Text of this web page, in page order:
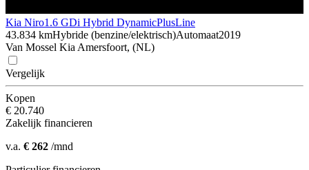
Kia Niro1.6 GDi Hybrid DynamicPlusLine
43.834 kmHybride (benzine/elektrisch)Automaat2019
Van Mossel Kia Amersfoort, (NL)
Vergelijk
Kopen
€ 20.740
Zakelijk financieren
v.a. € 262 /mnd